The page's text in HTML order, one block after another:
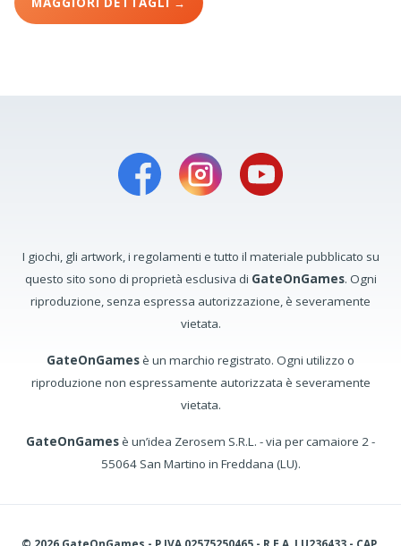
I giochi, gli artwork, i regolamenti e tutto il materiale pubblicato su
questo sito sono di proprietà esclusiva di GateOnGames. Ogni
riproduzione, senza espressa autorizzazione, è severamente
vietata.
GateOnGamesè un marchio registrato. Ogni utilizzo o
riproduzione non espressamente autorizzata è severamente
vietata.
GateOnGamesè un’idea Zerosem S.R.L. - via per camaiore 2 -
55064 San Martino in Freddana (LU).